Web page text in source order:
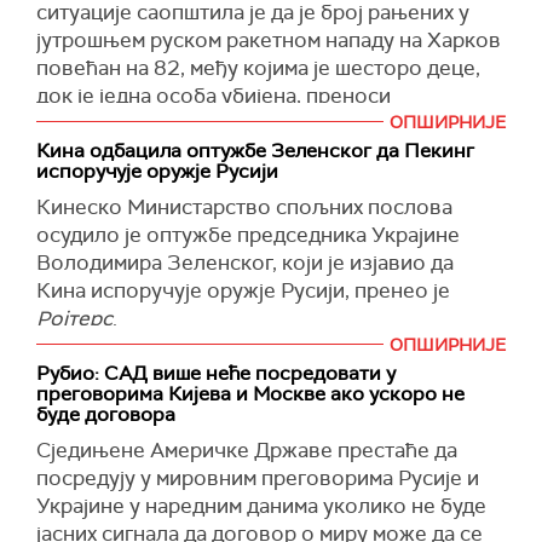
одговарајући на питање о даљим акцијама у
вези са ударима на енергетске објекте.
Према његовим речима, већ је постигнут
одређени напредак у вези са привременим
мораторијумом на нападе на енергетске
објекте, али предстоји још много разговора.
"Ово је питање које вероватно треба да се
постави у Вашингтону. Верујемо да се
одређени напредак већ може констатовати.
Тај напредак је везан за мораторијум,
привремени мораторијум којег се
придржавала Русија, мораторијум на
неударање на објекте енергетске
инфраструктуре. Према томе, одређени
помаци су већ направљени, али, наравно,
предстоји још много тешких дискусија",
одговорио је Песков на питање колико је, по
мишљењу Кремља, вероватно да би САД могле
ситуације саопштила је да је број рањених у
јутрошњем руском ракетном нападу на Харков
повећан на 82, међу којима је шесторо деце,
док је једна особа убијена, преноси
Укринформ.
Ракетни напад је погодио густо насељену
четврт Основјански дистрикт у Харкову,
наводи украјинска агенција.
Изведен је са три ракете "искандер", од којих
је, како се наводи, једна детонирала у ваздуху
у близини стамбене вишеспратнице, при чему
је погинуо старији мушкарац, док је на
десетине станара задобило повреде.
Четворо тешко повређених и даље су у
озбиљном здравственом стању, додаје се у
извештају.
(Танјуг)
ОПШИРНИЈЕ
Кина одбацила оптужбе Зеленског да Пекинг
испоручује оружје Русији
Кинеско Министарство спољних послова
осудило је оптужбе председника Украјине
Володимира Зеленског, који је изјавио да
Кина испоручује оружје Русији, пренео је
Ројтерс.
Министарство је тврдње Зеленског назвало
''неоснованим''.
''Кина никада није ставила на располагање
смртоносно оружје ниједној страни у
украјинској кризи'', рекао је портпарол
Министарства Лин Ђен.
ОПШИРНИЈЕ
Рубио: САД више неће посредовати у
преговорима Кијева и Москве ако ускоро не
буде договора
Сједињене Америчке Државе престаће да
посредују у мировним преговорима Русије и
Украјине у наредним данима уколико не буде
јасних сигнала да договор о миру може да се